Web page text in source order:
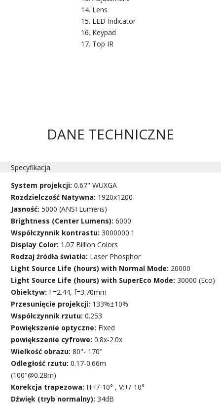
Lens
LED Indicator
Keypad
Top IR
DANE TECHNICZNE
Specyfikacja
System projekcji:0.67" WUXGA
Rozdzielczość Natywna: 1920x1200
Jasność:5000 (ANSI Lumens)
Brightness (Center Lumens):6000
Współczynnik kontrastu:3000000:1
Display Color: 1.07 Billion Colors
Rodzaj źródła światła: Laser Phosphor
Light Source Life (hours) with Normal Mode: 20000
Light Source Life (hours) with SuperEco Mode:30000 (Eco)
Obiektyw: F=2.44, f=3.70mm
Przesunięcie projekcji: 133%±10%
Współczynnik rzutu:0.253
Powiększenie optyczne: Fixed
powiększenie cyfrowe:0.8x-2.0x
Wielkość obrazu:80"- 170"
Odległość rzutu:0.17-0.66m
(100"@0.28m)
Korekcja trapezowa: H:+/-10° , V:+/-10°
Dźwięk (tryb normalny):34dB